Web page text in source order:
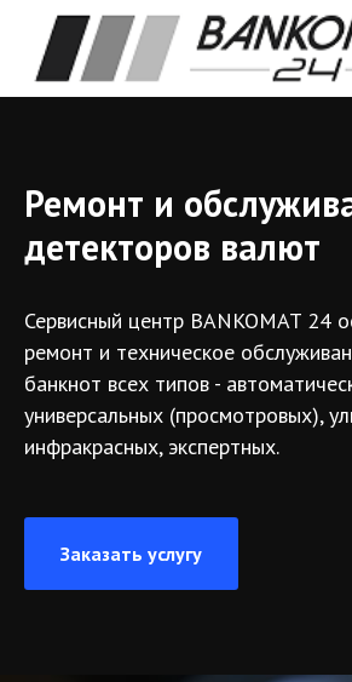
Ремонт и
детекторов валют
Сервисный центр BANKOMAT 24
ремонт и техническое
банкнот всех типов -
универсальных (просмотровых),
инфракрасных, экспертных.
Заказать услугу